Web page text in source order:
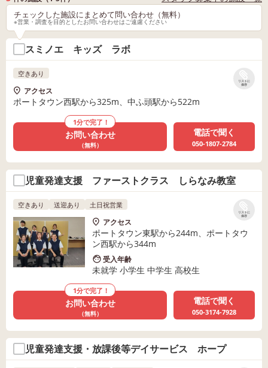
チェックした施設にまとめて問い合わせ（無料）
※営業・調査を目的としたお問い合わせはご遠慮ください
スミノエ キッズ ラボ
リストに
保存
空きあり
アクセス
ポートタウン西駅から325m、中ふ頭駅から522m
1分で完了！
お問い合わせ
（無料）
電話で聞く
050-1807-2784
児童発達支援 ファーストクラス しらなみ教室
リストに
保存
空きあり 送迎あり 土日祝営業
アクセス
ポートタウン東駅から244m、ポートタウ
ン西駅から344m
受入年齢
未就学 小学生 中学生 高校生
1分で完了！
お問い合わせ
（無料）
電話で聞く
050-3174-7928
児童発達支援・放課後等デイサービス ホープ